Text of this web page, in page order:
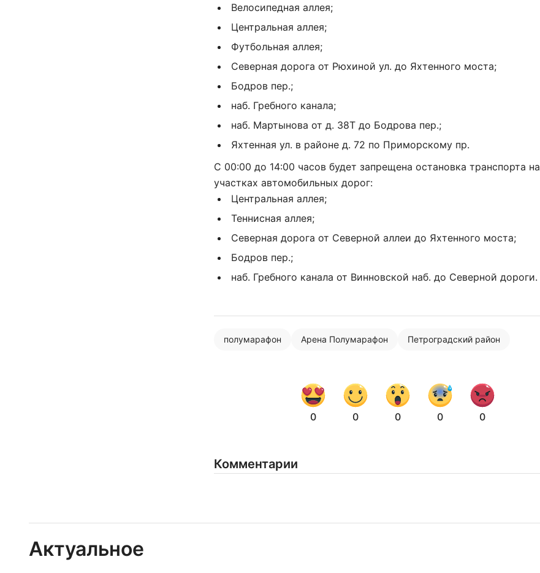
Велосипедная аллея;
Центральная аллея;
Футбольная аллея;
Северная дорога от Рюхиной ул. до Яхтенного моста;
Бодров пер.;
наб. Гребного канала;
наб. Мартынова от д. 38Т до Бодрова пер.;
Яхтенная ул. в районе д. 72 по Приморскому пр.
С 00:00 до 14:00 часов будет запрещена остановка транспорта на
участках автомобильных дорог:
Центральная аллея;
Теннисная аллея;
Северная дорога от Северной аллеи до Яхтенного моста;
Бодров пер.;
наб. Гребного канала от Винновской наб. до Северной дороги.
полумарафон Арена Полумарафон Петроградский район
0 0 0 0 0
Комментарии
Актуальное
Нажимая на кнопку "Отправить" вы